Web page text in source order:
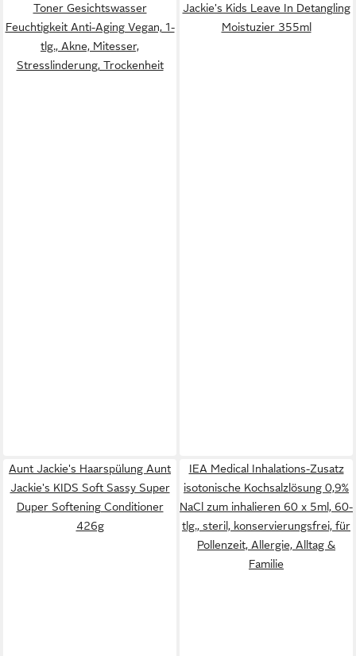
Toner Gesichtswasser
Feuchtigkeit Anti-Aging Vegan, 1-
tlg., Akne, Mitesser,
Stresslinderung, Trockenheit
Jackie's Kids Leave In Detangling
Moistuzier 355ml
Aunt Jackie's Haarspülung Aunt
Jackie's KIDS Soft Sassy Super
Duper Softening Conditioner
426g
IEA Medical Inhalations-Zusatz
isotonische Kochsalzlösung 0,9%
NaCl zum inhalieren 60 x 5ml, 60-
tlg., steril, konservierungsfrei, für
Pollenzeit, Allergie, Alltag &
Familie